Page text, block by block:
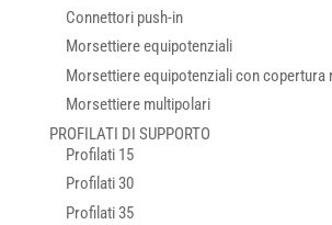
Connettori push-in
Morsettiere equipotenziali
Morsettiere equipotenziali con copertura
Morsettiere multipolari
PROFILATI DI SUPPORTO
Profilati 15
Profilati 30
Profilati 35